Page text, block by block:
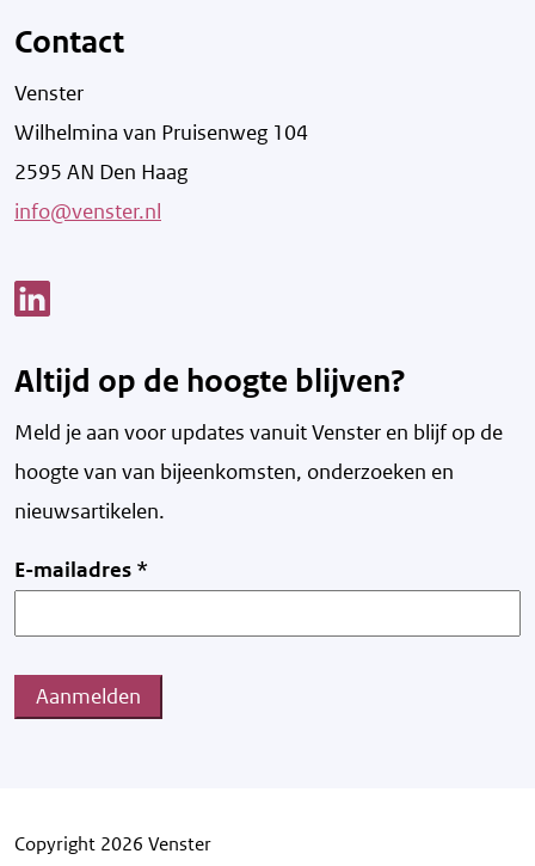
Contact
Venster
Wilhelmina van Pruisenweg 104
2595 AN Den Haag
info@venster.nl
Altijd op de hoogte blijven?
Meld je aan voor updates vanuit Venster en blijf op de
hoogte van van bijeenkomsten, onderzoeken en
nieuwsartikelen.
E-mailadres *
Aanmelden
Copyright 2026 Venster